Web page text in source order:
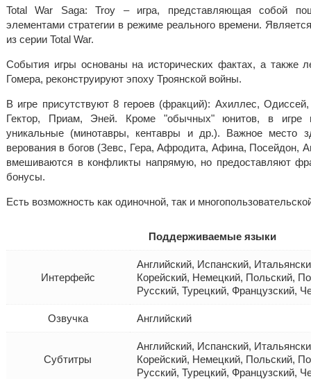
Total War Saga: Troy – игра, представляющая собой
элементами стратегии в режиме реального времени.
из серии Total War.
События игры основаны на исторических фактах, а также
Гомера, реконструируют эпоху Троянской войны.
В игре присутствуют 8 героев (фракций): Ахиллес,
Гектор, Приам, Эней. Кроме "обычных" юнитов, в игре
уникальные (минотавры, кентавры и др.). Важное место
верования в богов (Зевс, Гера, Афродита, Афина, Посейдон,
вмешиваются в конфликты напрямую, но предоставляют
бонусы.
Есть возможность как одиночной, так и
Поддерживаемые языки
Интерфейс
Английский, Испанский,
Корейский, Немецкий, Польский,
Русский, Турецкий, Французский,
Озвучка Английский
Субтитры
Английский, Испанский,
Корейский, Немецкий, Польский,
Русский, Турецкий, Французский,